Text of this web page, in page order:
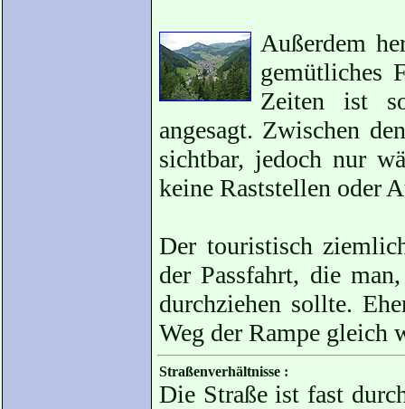
Außerdem
gemütliches
Zeiten ist
angesagt. Zwischen
sichtbar, jedoch nur
keine Raststellen oder
Der touristisch
der Passfahrt, die
durchziehen sollte.
Weg der Rampe gleich
Straßenverhältnisse :
Die Straße ist fast